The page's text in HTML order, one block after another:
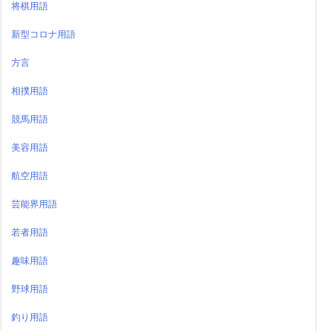
将棋用語
新型コロナ用語
方言
相撲用語
競馬用語
美容用語
航空用語
芸能界用語
若者用語
趣味用語
野球用語
釣り用語